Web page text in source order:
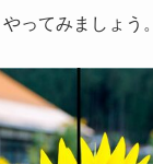
ってみましょう。